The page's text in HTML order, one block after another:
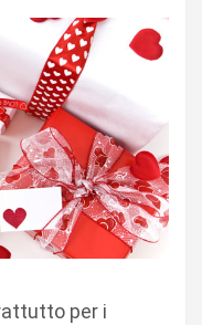
per i